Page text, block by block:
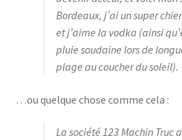
Bordeaux, j’ai un super
et j’aime la vodka (ainsi
pluie soudaine lors de
plage au coucher du soleil).
…ou quelque chose comme cela :
La société 123 Machin Truc